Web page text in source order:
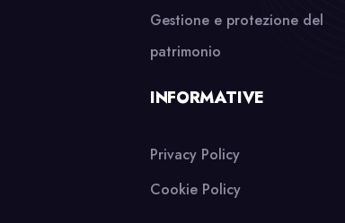
Gestione e protezione del
patrimonio
INFORMATIVE
Privacy Policy
Cookie Policy